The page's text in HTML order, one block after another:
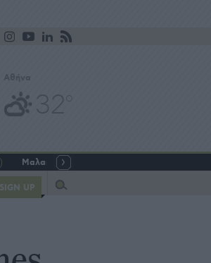
Μαλακό σιτάρι
SIGN UP